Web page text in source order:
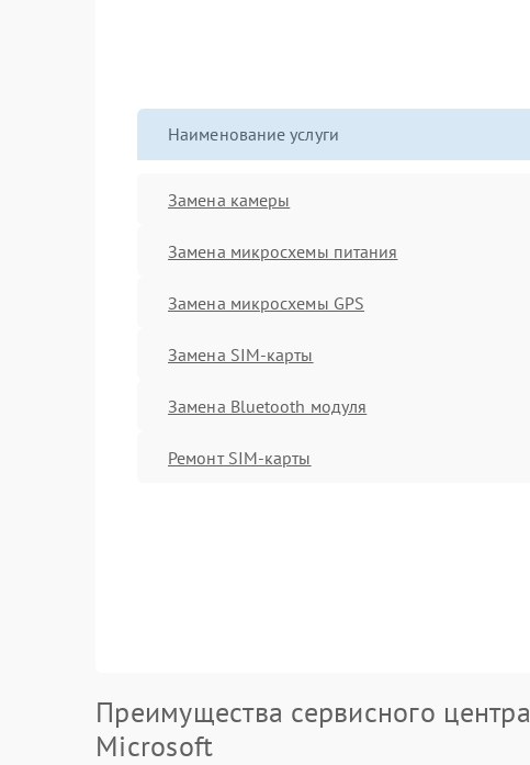
Наименование услуги
Замена камеры
Замена микросхемы питания
Замена микросхемы GPS
Замена SIM-карты
Замена Bluetooth модуля
Ремонт SIM-карты
Преимущества сервисного центра
Microsoft